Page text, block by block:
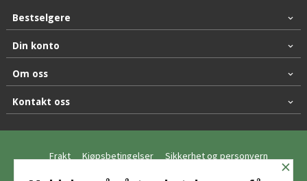
Bestselgere
Din konto
Om oss
Kontakt oss
Frakt Kjøpsbetingelser Sikkerhet og personvern ×